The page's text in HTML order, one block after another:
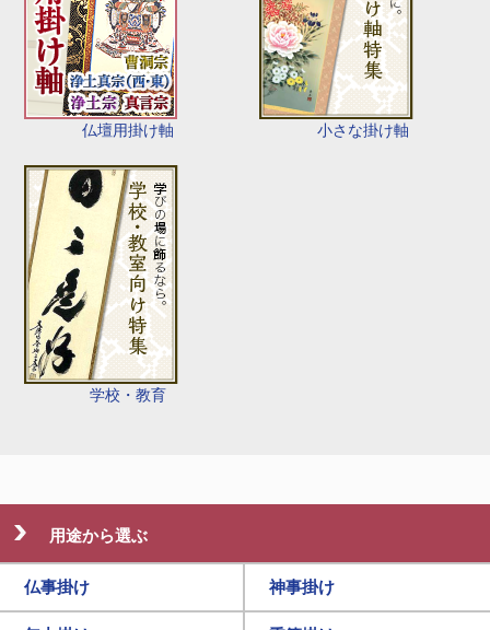
仏壇用掛け軸 小さな掛け軸
学校・教育
用途から選ぶ
仏事掛け 神事掛け